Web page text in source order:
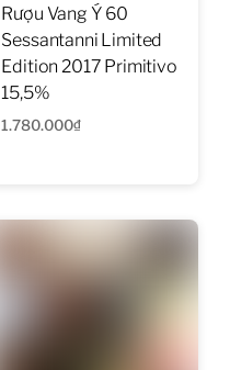
Rượu Vang Ý 60
Sessantanni Limited
Edition 2017 Primitivo
15,5%
1.780.000₫